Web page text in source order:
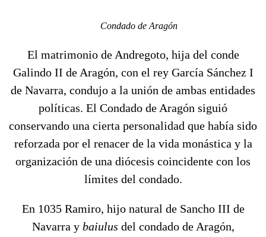
Condado de Aragón
El matrimonio de Andregoto, hija del conde
Galindo II de Aragón, con el rey García Sánchez I
de Navarra, condujo a la unión de ambas entidades
políticas. El Condado de Aragón siguió
conservando una cierta personalidad que había sido
reforzada por el renacer de la vida monástica y la
organización de una diócesis coincidente con los
límites del condado.
En 1035 Ramiro, hijo natural de Sancho III de
Navarra y baiulus del condado de Aragón,